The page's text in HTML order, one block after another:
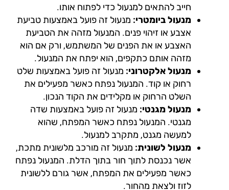
חייב להתאים למנעול כדי לפתוח אותו.
מנעול ביומטרי:מנעול זה פועל באמצעות טביעת
אצבע או זיהוי פנים. המנעול מזהה את הטביעת
האצבע או את הפנים של המשתמש, ורק אם הוא
מזהה אותם כתקפים, הוא יפתח את המנעול.
מנעול אלקטרוני:מנעול זה פועל באמצעות שלט
רחוק או קוד. המנעול נפתח כאשר מפעילים את
השלט הרחוק או מקלידים את הקוד הנכון.
מנעול מגנטי:מנעול זה פועל באמצעות שדה
מגנטי. המנעול נפתח כאשר המפתח, שהוא
למעשה מגנט, מתקרב למנעול.
מנעול לשונית:מנעול זה מורכב מלשונית מתכת,
אשר נכנסת לתוך חור בתוך הדלת. המנעול נפתח
כאשר מפעילים את המפתח, אשר גורם ללשונית
לזוז ולצאת מהחור.